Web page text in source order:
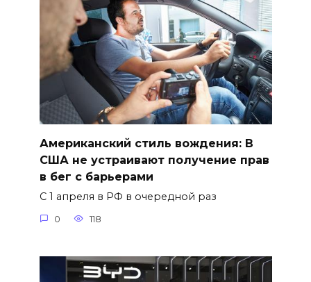
Американский стиль вождения: В
США не устраивают получение прав
в бег с барьерами
С 1 апреля в РФ в очередной раз
0 118